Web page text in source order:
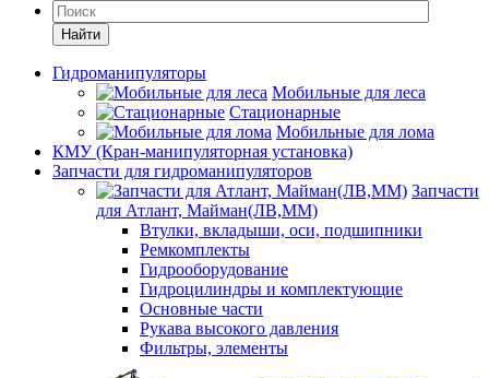
Найти
Гидроманипуляторы
Мобильные для леса
Стационарные
Мобильные для лома
КМУ (Кран-манипуляторная установка)
Запчасти для гидроманипуляторов
Запчасти
для Атлант, Майман(ЛВ,ММ)
Втулки, вкладыши, оси, подшипники
Ремкомплекты
Гидрооборудование
Гидроцилиндры и комплектующие
Основные части
Рукава высокого давления
Фильтры, элементы